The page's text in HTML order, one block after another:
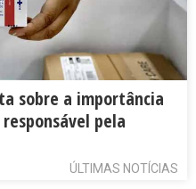
sobre a importância
pela
ÚLTIMAS NOTÍCIAS